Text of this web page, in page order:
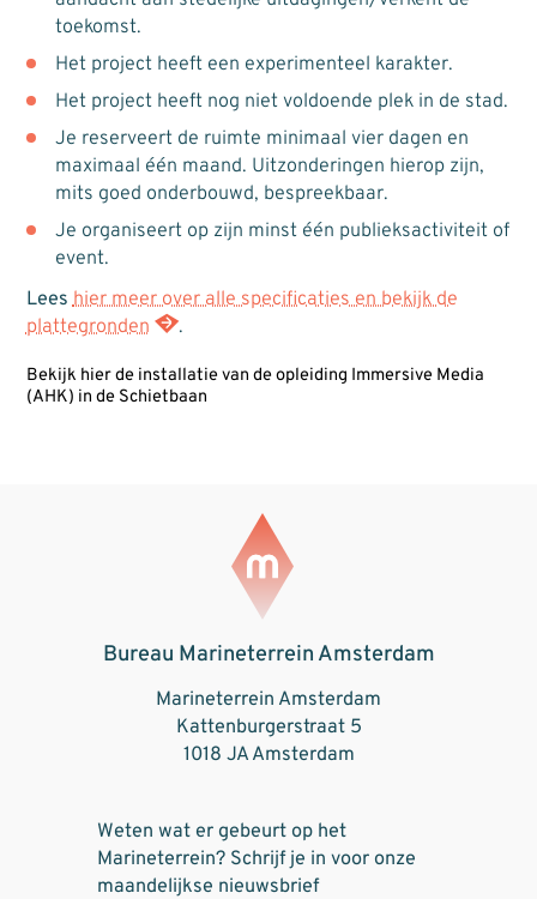
toekomst.
Het project heeft een experimenteel karakter.
Het project heeft nog niet voldoende plek in de stad.
Je reserveert de ruimte minimaal vier dagen en
maximaal één maand. Uitzonderingen hierop zijn,
mits goed onderbouwd, bespreekbaar.
Je organiseert op zijn minst één publieksactiviteit of
event.
Lees hier meer over alle specificaties en bekijk de
plattegronden
.
Bekijk hier de installatie van de opleiding Immersive Media
(AHK) in de Schietbaan
Bureau Marineterrein Amsterdam
Marineterrein Amsterdam
Kattenburgerstraat 5
1018 JA Amsterdam
Weten wat er gebeurt op het
Marineterrein? Schrijf je in voor onze
maandelijkse nieuwsbrief